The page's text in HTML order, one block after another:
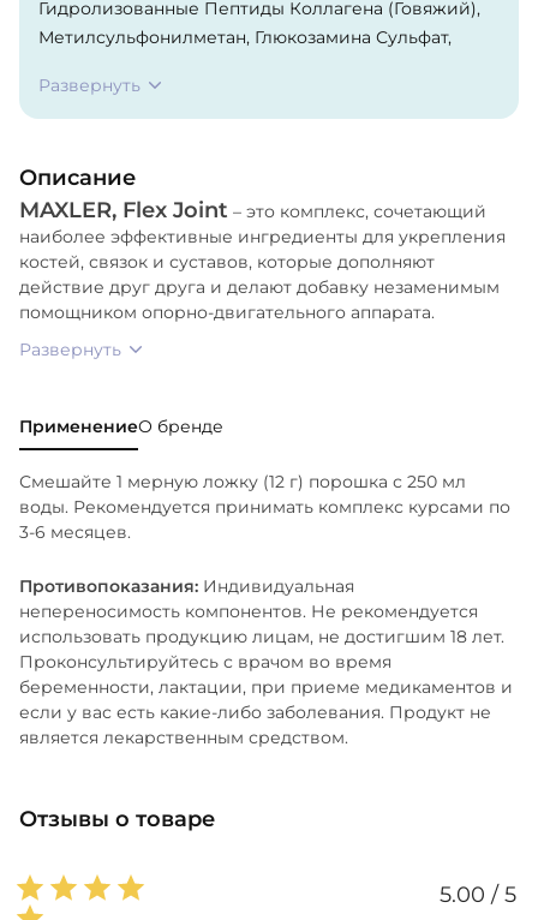
Гидролизованные Пептиды Коллагена (Говяжий),
Метилсульфонилметан, Глюкозамина Сульфат,
Кислота), Регуляторы Кислотности (Лимонная
Кислота, Яблочная Кислота), Ароматизаторы,
(Хлорофиллин).
Развернуть
Описание
MAXLER, Flex Joint – это комплекс, сочетающий
наиболее эффективные ингредиенты для укрепления
костей, связок и суставов, которые дополняют
действие друг друга и делают добавку незаменимым
помощником опорно-двигательного аппарата.
Развернуть
ПрименениеО бренде
Смешайте 1 мерную ложку (12 г) порошка с 250 мл
воды. Рекомендуется принимать комплекс курсами по
3-6 месяцев.
Противопоказания: Индивидуальная
непереносимость компонентов. Не рекомендуется
использовать продукцию лицам, не достигшим 18 лет.
Проконсультируйтесь с врачом во время
беременности, лактации, при приеме медикаментов и
если у вас есть какие-либо заболевания. Продукт не
является лекарственным средством.
Отзывы о товаре
5.00 / 5